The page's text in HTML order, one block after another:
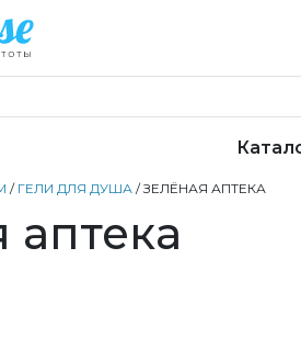
/ ГЕЛИ ДЛЯ ДУША / ЗЕЛЁНАЯ АПТЕКА
аптека